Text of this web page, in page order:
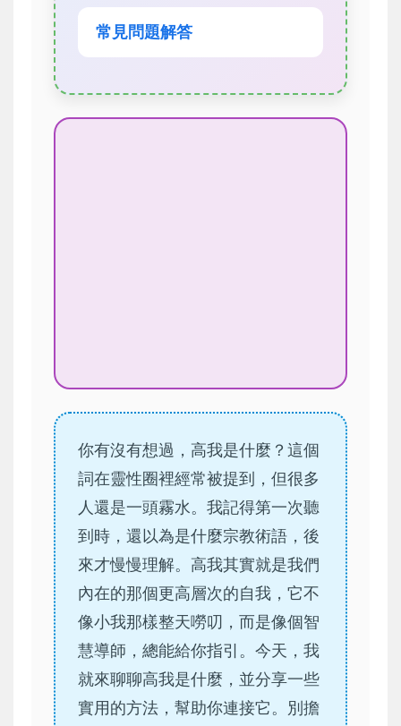
常見問題解答
你有沒有想過，高我是什麼？這個
詞在靈性圈裡經常被提到，但很多
人還是一頭霧水。我記得第一次聽
到時，還以為是什麼宗教術語，後
來才慢慢理解。高我其實就是我們
內在的那個更高層次的自我，它不
像小我那樣整天嘮叨，而是像個智
慧導師，總能給你指引。今天，我
就來聊聊高我是什麼，並分享一些
實用的方法，幫助你連接它。別擔